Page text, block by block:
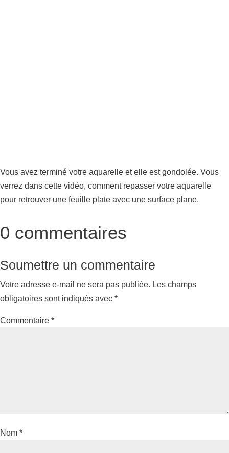
Vous avez terminé votre aquarelle et elle est gondolée. Vous
verrez dans cette vidéo, comment repasser votre aquarelle
pour retrouver une feuille plate avec une surface plane.
0 commentaires
Soumettre un commentaire
Votre adresse e-mail ne sera pas publiée. Les champs
obligatoires sont indiqués avec *
Commentaire *
Nom *